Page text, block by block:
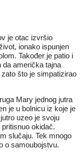
je otac izvršio
ionako ispunjen
Također je patio i
da američka tajna
što je simpatizirao
Mary jednog jutra
je u bolnicu iz koje je
uzeo je svoju
okidač.
slučaju. Tek mnogo
o samoubojstvu.